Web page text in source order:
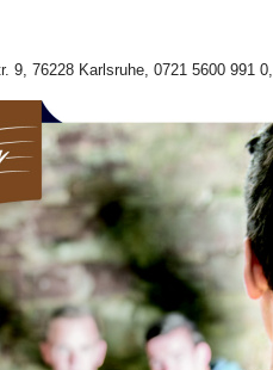
9, 76228 Karlsruhe, 0721 5600 991 0,